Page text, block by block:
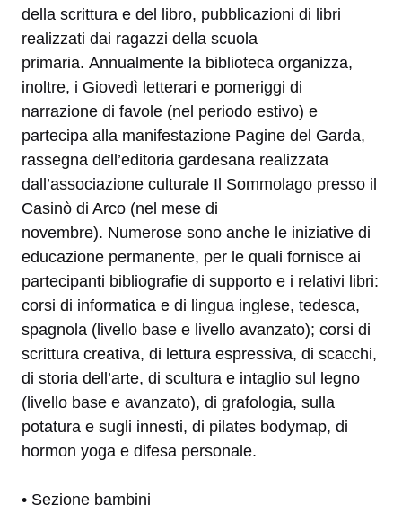
della scrittura e del libro, pubblicazioni di libri
realizzati dai ragazzi della scuola
primaria. Annualmente la biblioteca organizza,
inoltre, i Giovedì letterari e pomeriggi di
narrazione di favole (nel periodo estivo) e
partecipa alla manifestazione Pagine del Garda,
rassegna dell’editoria gardesana realizzata
dall’associazione culturale Il Sommolago presso il
Casinò di Arco (nel mese di
novembre). Numerose sono anche le iniziative di
educazione permanente, per le quali fornisce ai
partecipanti bibliografie di supporto e i relativi libri:
corsi di informatica e di lingua inglese, tedesca,
spagnola (livello base e livello avanzato); corsi di
scrittura creativa, di lettura espressiva, di scacchi,
di storia dell’arte, di scultura e intaglio sul legno
(livello base e avanzato), di grafologia, sulla
potatura e sugli innesti, di pilates bodymap, di
hormon yoga e difesa personale.
• Sezione bambini